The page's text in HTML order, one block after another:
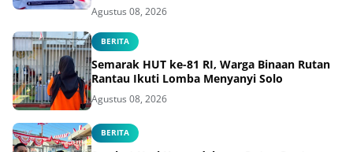
Agustus 08, 2026
BERITA
Semarak HUT ke-81 RI, Warga Binaan Rutan
Rantau Ikuti Lomba Menyanyi Solo
Agustus 08, 2026
BERITA